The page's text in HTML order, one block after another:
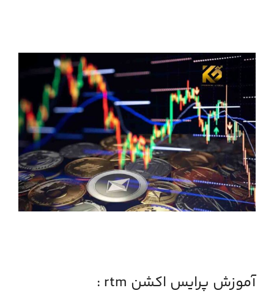
آموزش پرایس اکشن rtm :